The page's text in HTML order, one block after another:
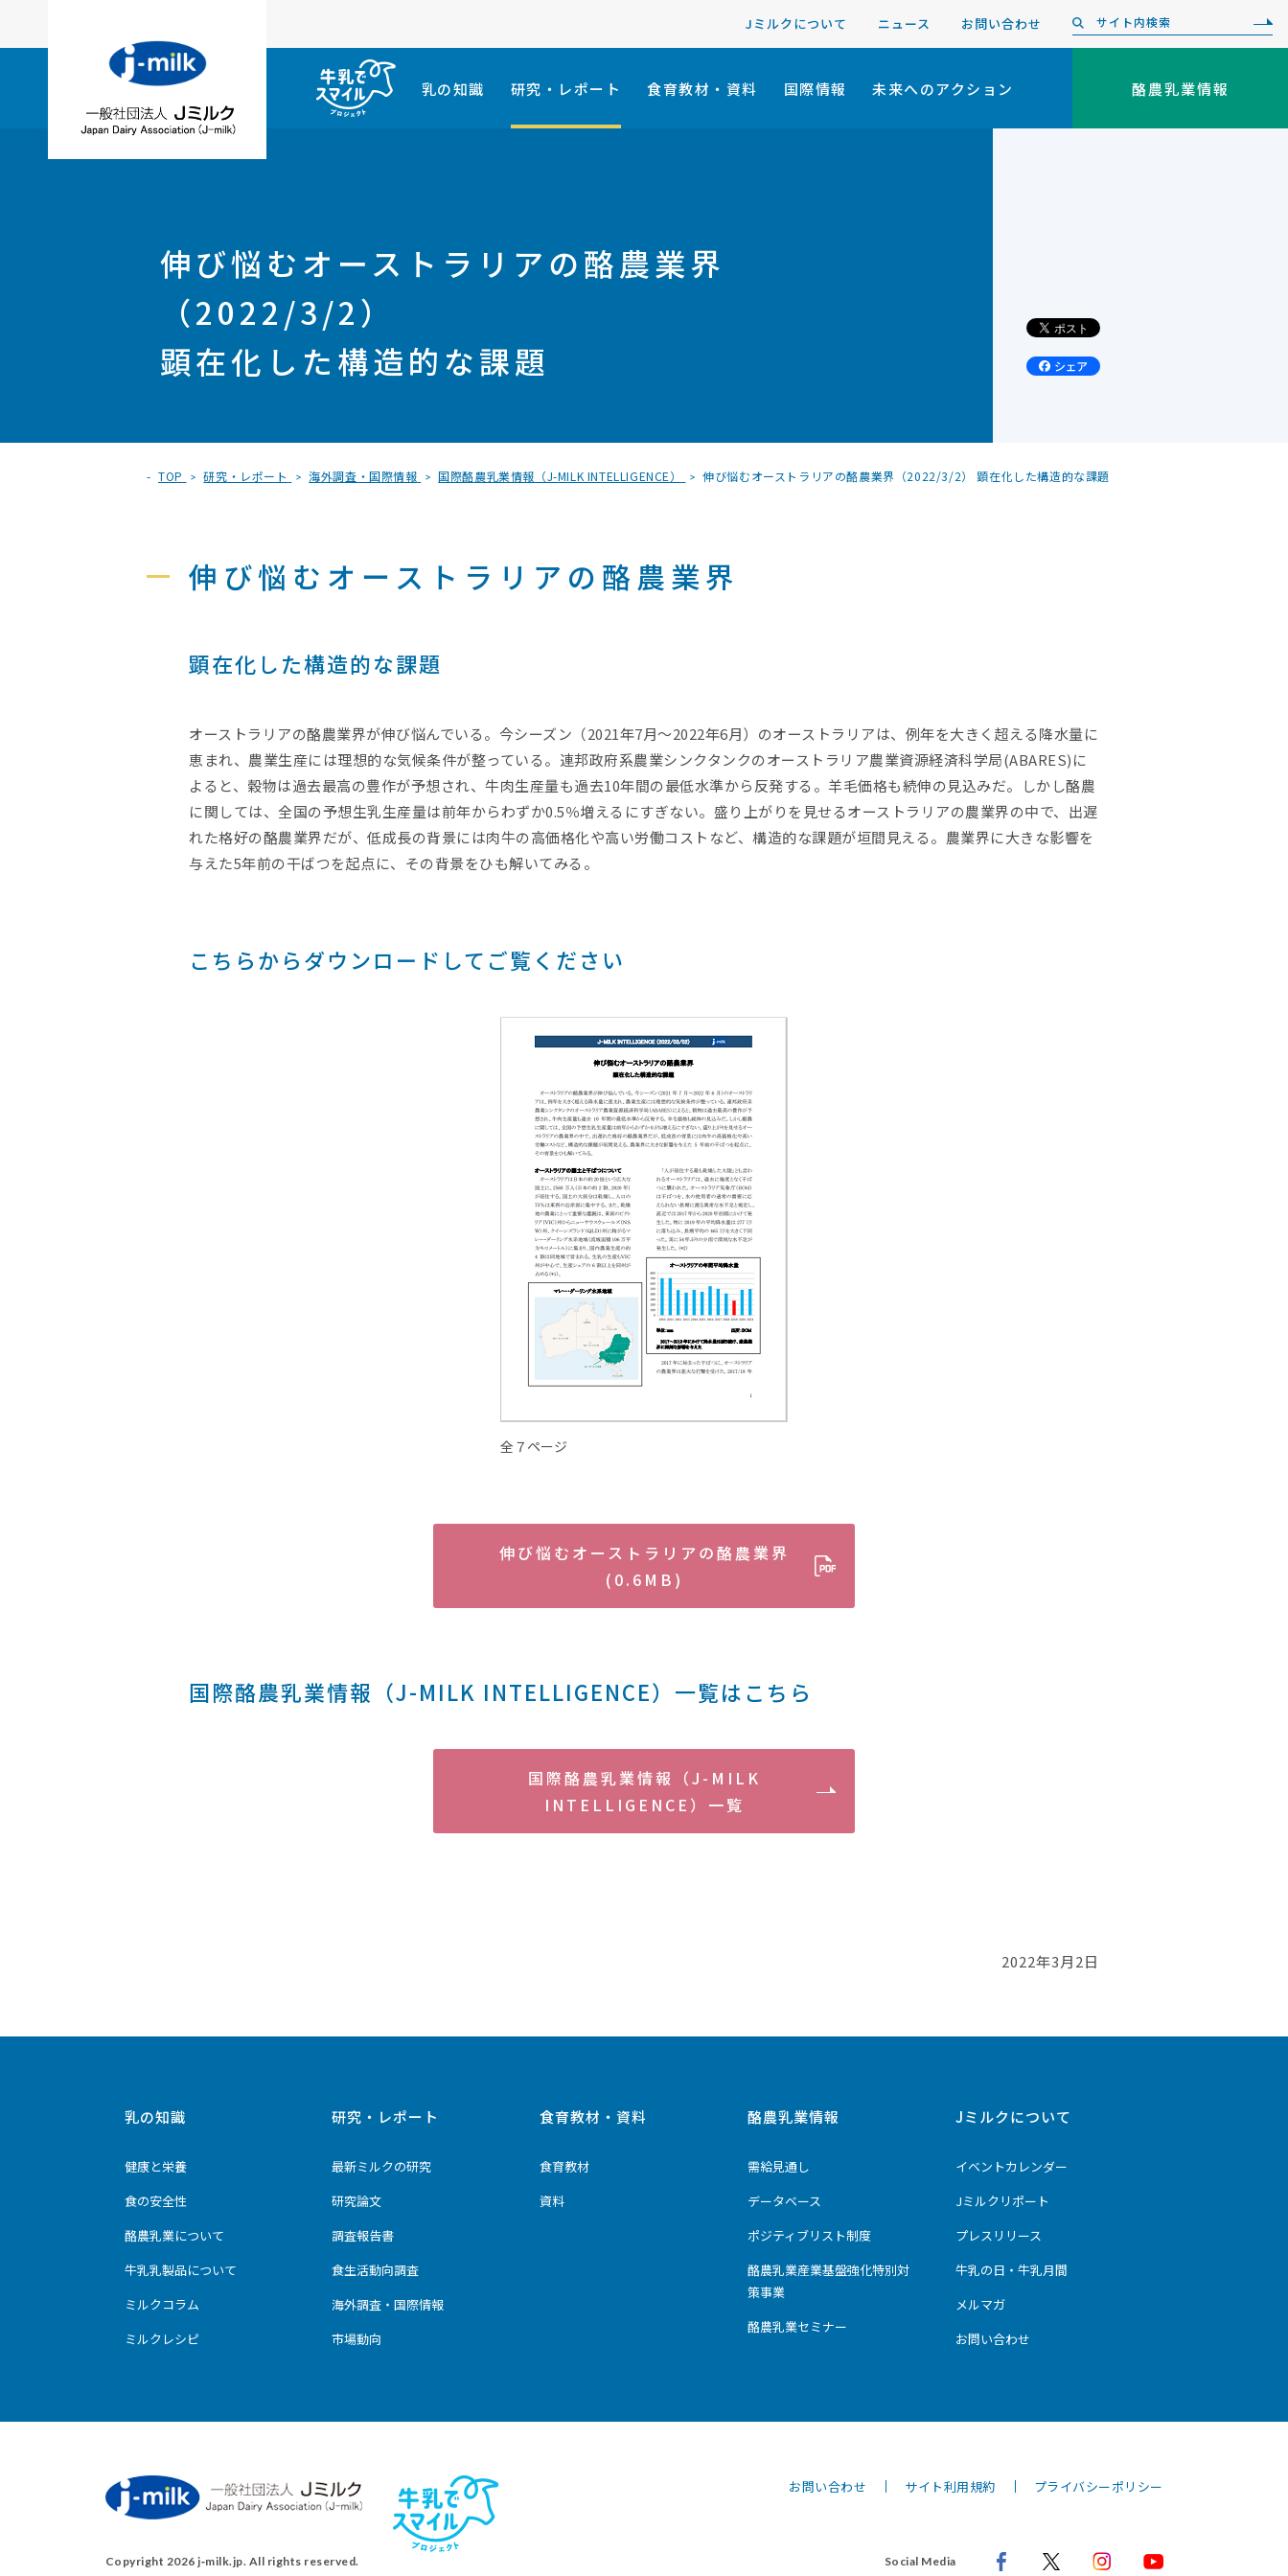
Jミルクについて ニュース お問い合わせ
乳の知識 研究・レポート 食育教材・資料 国際情報 未来へのアクション 酪農乳業情報
伸び悩むオーストラリアの酪農業界
（2022/3/2）
顕在化した構造的な課題
TOP 研究・レポート 海外調査・国際情報 国際酪農乳業情報（J-MILK INTELLIGENCE） 伸び悩むオーストラリアの酪農業界（2022/3/2） 顕在化した構造的な課題
伸び悩むオーストラリアの酪農業界
顕在化した構造的な課題
オーストラリアの酪農業界が伸び悩んでいる。今シーズン（2021年7月～2022年6月）のオーストラリアは、例年を大きく超える降水量に
恵まれ、農業生産には理想的な気候条件が整っている。連邦政府系農業シンクタンクのオーストラリア農業資源経済科学局(ABARES)に
よると、穀物は過去最高の豊作が予想され、牛肉生産量も過去10年間の最低水準から反発する。羊毛価格も続伸の見込みだ。しかし酪農
に関しては、全国の予想生乳生産量は前年からわずか0.5％増えるにすぎない。盛り上がりを見せるオーストラリアの農業界の中で、出遅
れた格好の酪農業界だが、低成長の背景には肉牛の高価格化や高い労働コストなど、構造的な課題が垣間見える。農業界に大きな影響を
与えた5年前の干ばつを起点に、その背景をひも解いてみる。
こちらからダウンロードしてご覧ください
全７ページ
伸び悩むオーストラリアの酪農業界
(0.6MB)
国際酪農乳業情報（J-MILK INTELLIGENCE）一覧はこちら
国際酪農乳業情報（J-MILK
INTELLIGENCE）一覧
2022年3月2日
乳の知識
健康と栄養
食の安全性
酪農乳業について
牛乳乳製品について
ミルクコラム
ミルクレシピ
研究・レポート
最新ミルクの研究
研究論文
調査報告書
食生活動向調査
海外調査・国際情報
市場動向
食育教材・資料
食育教材
資料
酪農乳業情報
需給見通し
データベース
ポジティブリスト制度
酪農乳業産業基盤強化特別対
策事業
酪農乳業セミナー
Jミルクについて
イベントカレンダー
Jミルクリポート
プレスリリース
牛乳の日・牛乳月間
メルマガ
お問い合わせ
Copyright 2026 j‑milk.jp. All rights reserved.
お問い合わせ サイト利用規約 プライバシーポリシー
Social Media